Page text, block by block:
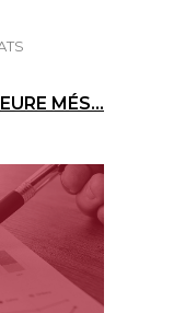
MÉS...